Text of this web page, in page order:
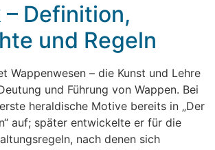
Definition,
und Regeln
Wappenwesen – die Kunst und Lehre
und Führung von Wappen. Bei
heraldische Motive bereits in „Der
auf; später entwickelte er für die
nach denen sich